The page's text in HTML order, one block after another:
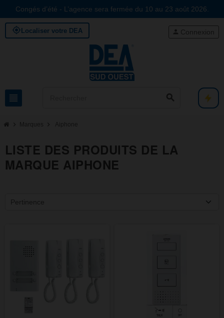
Congés d’été - L’agence sera fermée du 10 au 23 août 2026.
my_locationLocaliser votre DEA
view_headline search
person Connexion
Marques Aiphone
LISTE DES PRODUITS DE LA
MARQUE AIPHONE
Pertinence